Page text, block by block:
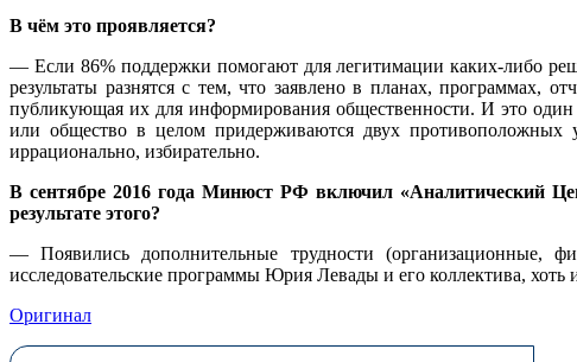
В чём это проявляется?
— Если 86% поддержки помогают для легитимации каких-либо
результаты разнятся с тем, что заявлено в планах, программах,
публикующая их для информирования общественности. И это
или общество в целом придерживаются двух противоположных
иррационально, избирательно.
В сентябре 2016 года Минюст РФ включил «Аналитический
результате этого?
— Появились дополнительные трудности (организационные,
исследовательские программы Юрия Левады и его коллектива, хоть
Оригинал